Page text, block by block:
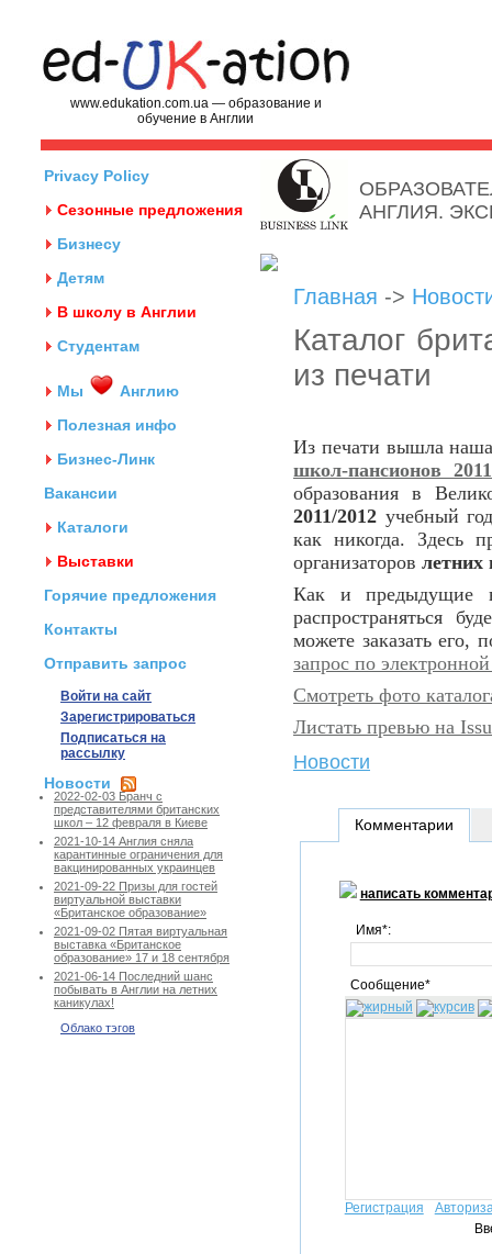
www.edukation.com.ua — образование и
обучение в Англии
Privacy Policy
Сезонные предложения
Бизнесу
Детям
В школу в Англии
Студентам
Мы
Англию
Полезная инфо
Бизнес-Линк
Вакансии
Каталоги
Выставки
Горячие предложения
Контакты
Отправить запрос
Войти на сайт
Зарегистрироваться
Подписаться на
рассылку
Новости
2022-02-03 Бранч с
представителями британских
школ – 12 февраля в Киеве
2021-10-14 Англия сняла
карантинные ограничения для
вакцинированных украинцев
2021-09-22 Призы для гостей
виртуальной выставки
«Британское образование»
2021-09-02 Пятая виртуальная
выставка «Британское
образование» 17 и 18 сентября
2021-06-14 Последний шанс
побывать в Англии на летних
каникулах!
Облако тэгов
АНГЛИЯ.
Главная ->
Каталог
из печати
Из печати вышла
школ-пансионов 2011
образования в
2011/2012 учебный
как никогда. Здесь
организаторов летних
Как и предыдущие
распространяться
можете заказать его,
запрос по
Смотреть фото
Листать превью на
Новости
Комментарии
написать
Имя*:
Сообщение*
Регистрация